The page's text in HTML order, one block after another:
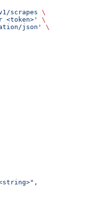
scrapes \
<token>'
\
json'
\